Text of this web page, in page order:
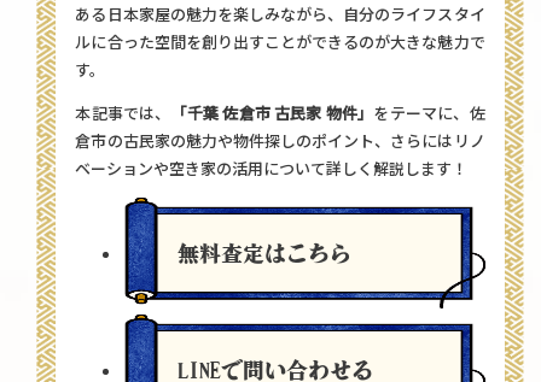
ある日本家屋の魅力を楽しみながら、自分のライフスタイ
ルに合った空間を創り出すことができるのが大きな魅力で
す。
本記事では、
「千葉 佐倉市 古民家 物件」 をテーマに、佐
倉市の古民家の魅力や物件探しのポイント、さらにはリノ
ベーションや空き家の活用について詳しく解説します！
無料査定はこちら
LINEで問い合わせる